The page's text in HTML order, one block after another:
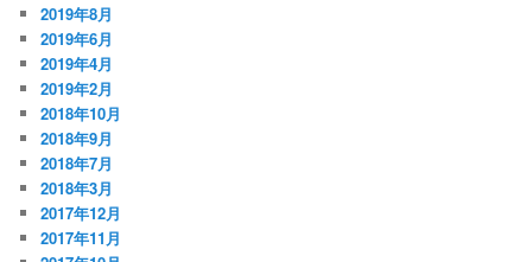
2019年8月
2019年6月
2019年4月
2019年2月
2018年10月
2018年9月
2018年7月
2018年3月
2017年12月
2017年11月